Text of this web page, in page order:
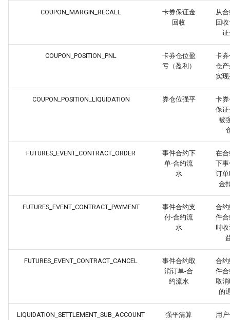
COUPON_MARGIN_RECALL
卡券保证金
回收
从
回
COUPON_POSITION_PNL
卡券仓位盈
亏（盈利）
卡
仓
实
COUPON_POSITION_LIQUIDATION 券仓位强平
卡
保
被
FUTURES_EVENT_CONTRACT_ORDER
事件合约下
单-合约流
水
在
下
订
金
FUTURES_EVENT_CONTRACT_PAYMENT
事件合约支
付-合约流
水
合
件
时
FUTURES_EVENT_CONTRACT_CANCEL
事件合约取
消订单-合
约流水
合
件
取
的
LIQUIDATION_SETTLEMENT_SUB_ACCOUNT 强平清算 用